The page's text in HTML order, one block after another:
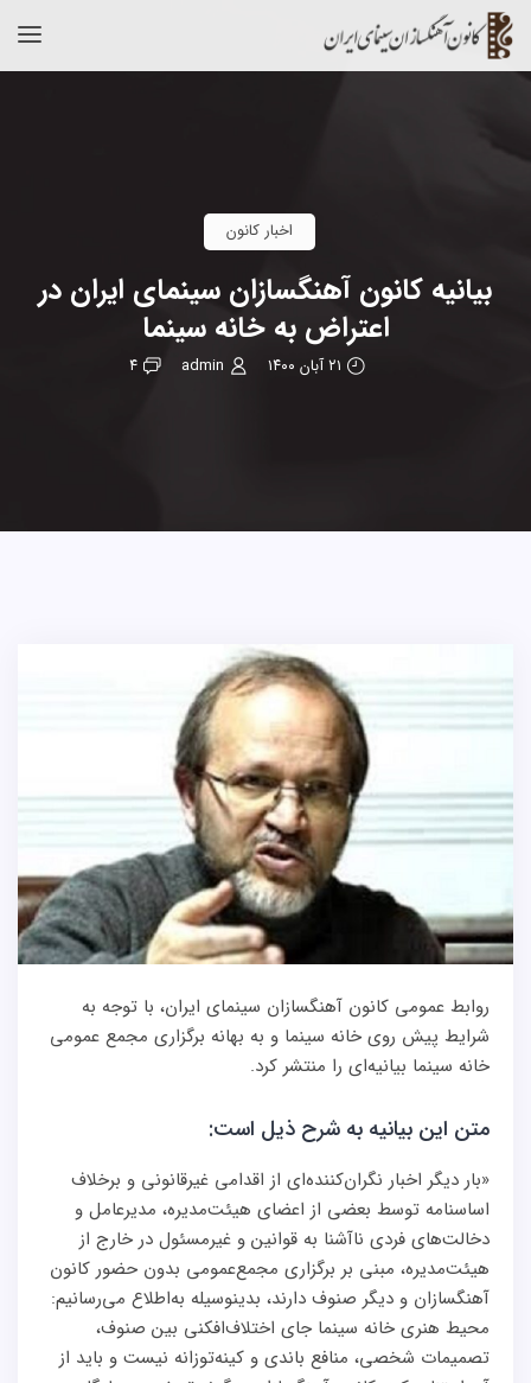
اخبار کانون
بیانیه کانون آهنگسازان سینمای ایران در
اعتراض به خانه سینما
۲۱ آبان ۱۴۰۰ admin ۴
روابط عمومی کانون آهنگسازان سینمای ایران، با توجه به
شرایط پیش روی خانه سینما و به بهانه برگزاری مجمع عمومی
خانه سینما بیانیه‌ای را منتشر کرد.
متن این بیانیه به شرح ذیل است:
«بار دیگر اخبار نگران‌کننده‌ای از اقدامی غیرقانونی و برخلاف
اساسنامه توسط بعضی از اعضای هیئت‌مدیره، مدیرعامل و
دخالت‌های فردی ناآشنا به قوانین و غیرمسئول در خارج از
هیئت‌مدیره، مبنی بر برگزاری مجمع‌عمومی بدون حضور کانون
آهنگسازان و دیگر صنوف دارند، بدینوسیله به‌اطلاع می‌رسانیم:
محیط هنری خانه سینما جای اختلاف‌افکنی بین صنوف،
تصمیمات شخصی، منافع باندی و کینه‌توزانه نیست و باید از